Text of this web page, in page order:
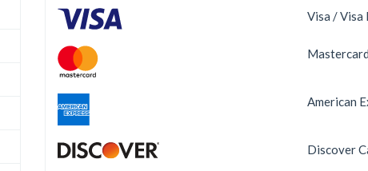
Visa / Visa
American
Discover